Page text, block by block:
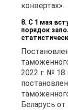
конвертах».
8. С 1 мая
порядок
2022 г. № 18
Беларусь